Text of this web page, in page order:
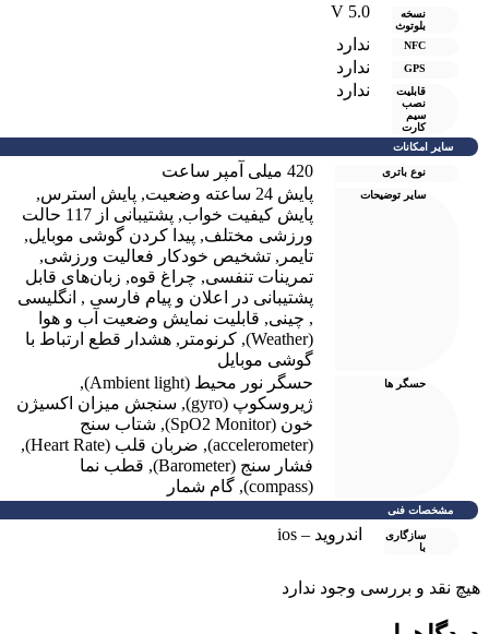
نسخه
بلوتوث
V 5.0
NFC ندارد
GPS ندارد
قابلیت
نصب
سیم
کارت
ندارد
سایر امکانات
نوع باتری 420 میلی آمپر ساعت
سایر توضیحات پایش 24 ساعته وضعیت ,پایش استرس,
پایش کیفیت خواب,
پشتیبانی از 117 حالت
ورزشی مختلف,پیدا کردن گوشی موبایل,
تایمر, تشخیص خودکار فعالیت ورزشی,
تمرینات تنفسی,چراغ قوه,زبان‌های قابل
پشتیبانی در اعلان و پیام فارسی , انگلیسی
, چینی,قابلیت نمایش وضعیت آب و هوا
,کرنومتر, هشدار قطع ارتباط با
گوشی موبایل
حسگر ها حسگر نور محیط (Ambient light)
,
ژیروسکوپ (gyro)
,سنجش میزان اکسیژن
خون (SpO2 Monitor)
,شتاب سنج
,ضربان قلب (Heart Rate)
,
فشار سنج (Barometer)
,قطب نما
,گام شمار
مشخصات فنی
سازگاری
اندروید – ios
نقد و بررسی وجود ندارد